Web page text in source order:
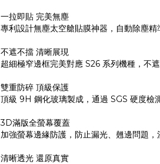
一拉即貼 完美無塵
專利設計無塵太空艙貼膜神器，自動除塵
不遮不擋 清晰展現
超細極窄邊框完美對應 S26 系列機種，不
雙重防碎 頂級保護
頂級 9H 鋼化玻璃製成，通過 SGS 硬度檢
3D滿版全螢幕覆蓋
加強螢幕邊緣防護，防止漏光、翹邊問題
清晰透光 還原真實